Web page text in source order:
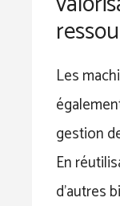
Les
gestion
En
d’autres